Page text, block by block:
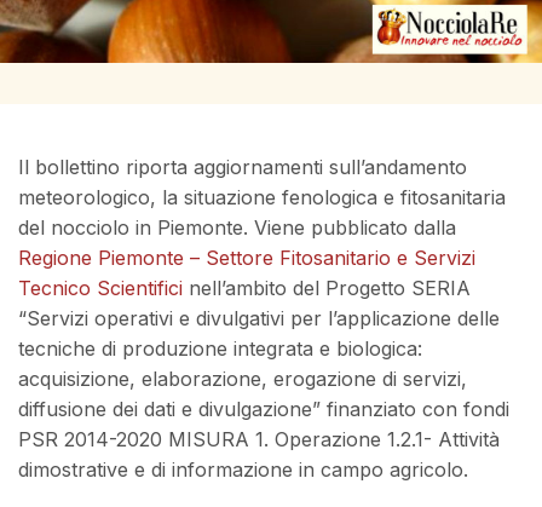
Il bollettino riporta aggiornamenti sull’andamento
meteorologico, la situazione fenologica e fitosanitaria
del nocciolo in Piemonte. Viene pubblicato dalla
Regione Piemonte – Settore Fitosanitario e Servizi
Tecnico Scientifici nell’ambito del Progetto SERIA
“Servizi operativi e divulgativi per l’applicazione delle
tecniche di produzione integrata e biologica:
acquisizione, elaborazione, erogazione di servizi,
diffusione dei dati e divulgazione” finanziato con fondi
PSR 2014-2020 MISURA 1. Operazione 1.2.1- Attività
dimostrative e di informazione in campo agricolo.